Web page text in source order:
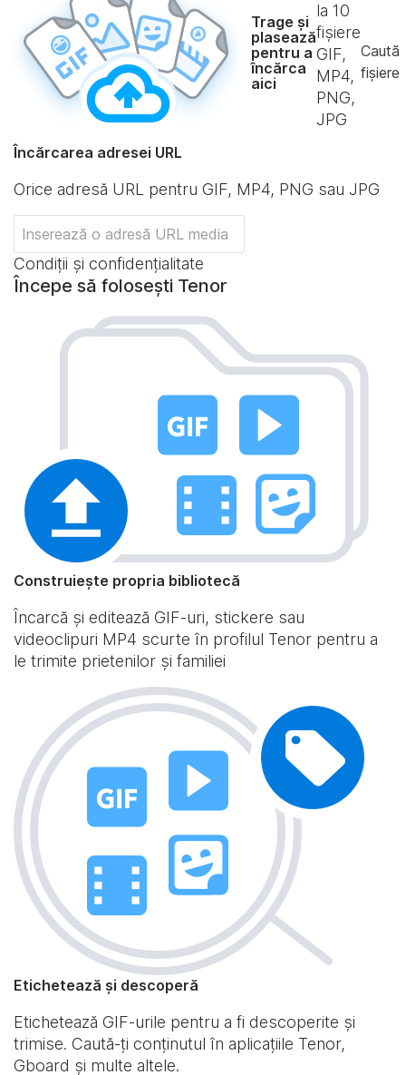
Trage și
plasează
pentru a
încărca
aici
la 10
fișiere
GIF,
MP4,
PNG,
JPG
Caută
fișiere
Încărcarea adresei URL
Orice adresă URL pentru GIF, MP4, PNG sau JPG
Condiții și confidențialitate
Începe să folosești Tenor
Construiește propria bibliotecă
Încarcă și editează GIF-uri, stickere sau
videoclipuri MP4 scurte în profilul Tenor pentru a
le trimite prietenilor și familiei
Etichetează și descoperă
Etichetează GIF-urile pentru a fi descoperite și
trimise. Caută-ți conținutul în aplicațiile Tenor,
Gboard și multe altele.